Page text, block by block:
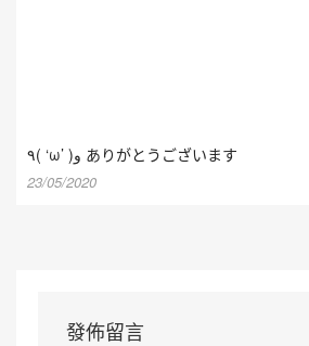
٩( ‘ω’ )و ありがとうございます
23/05/2020
發佈留言